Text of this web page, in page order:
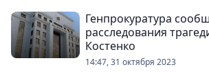
Генпрокуратура
расследования
Костенко
14:47, 31 октября 2023